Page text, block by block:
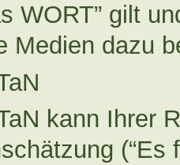
WORT” gilt
Medien dazu
kann Ihrer
(“Es